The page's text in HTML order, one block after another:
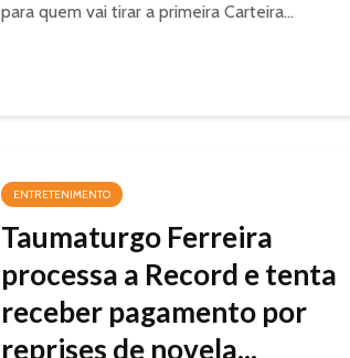
para quem vai tirar a primeira Carteira...
ENTRETENIMENTO
Taumaturgo Ferreira
processa a Record e tenta
receber pagamento por
reprises de novela...